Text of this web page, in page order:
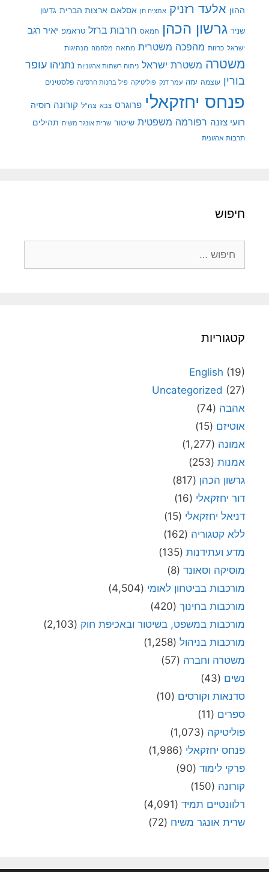
ההון אלעד רזניק אמציה חן אסלאם ארצות הברית גדעון
שניר גרשון הכהן חמאס חרבות ברזל טראמפ יאיר רגב
ישראל כרזות מהפכה משטרית מחאה מלחמה מנהיגות
משטרה משטרת ישראל ניתוח רשתות ארגוניות נתניהו עופר
בורין עוצמה עזה עמר דנק פוליטיקה פיל בחנות חרסינה פלסטינים
פנחס יחזקאלי פרוגרס צבא צה"ל קורונה רוסיה
רועי צזנה רפורמה משפטית שיטור שרית אונגר משיח תהילים
תרבות ארגונית
חיפוש
קטגוריות
English (19)
Uncategorized (27)
אהבה (74)
אוטיזם (15)
אמונה (1,277)
אמנות (253)
גרשון הכהן (817)
דור יחזקאלי (16)
דניאל יחזקאלי (15)
ללא קטגוריה (162)
מדע ועתידנות (135)
מוסיקה וסאונד (8)
מורכבות בביטחון לאומי (4,504)
מורכבות בחינוך (420)
מורכבות במשפט, בשיטור ובאכיפת חוק (2,103)
מורכבות בניהול (1,258)
משטרה וחברה (57)
נשים (43)
סדנאות וקורסים (10)
ספרים (11)
פוליטיקה (1,073)
פנחס יחזקאלי (1,986)
פרקי לימוד (90)
קורונה (150)
רלוונטיים תמיד (4,091)
שרית אונגר משיח (72)